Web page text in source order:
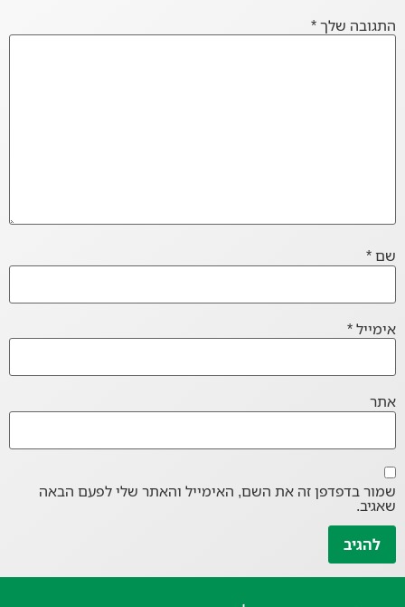
התגובה שלך*
שם*
אימייל*
אתר
שמור בדפדפן זה את השם, האימייל והאתר שלי לפעם הבאה
שאגיב.